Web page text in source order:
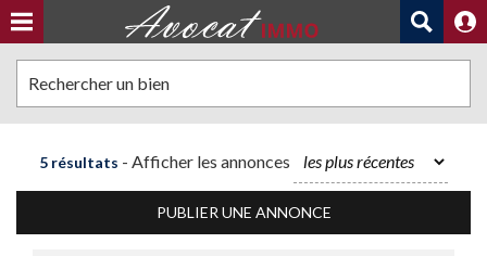
Rechercher un bien
5 résultats - Afficher les annonces
PUBLIER UNE ANNONCE